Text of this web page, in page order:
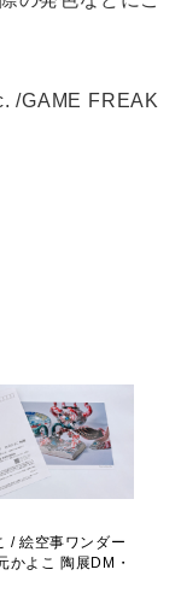
/GAME FREAK
/ 絵空事ワンダー
かよこ 陶展DM・